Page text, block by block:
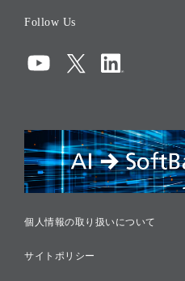
コンプライアンス
リスクマネジメント
税務に対する取り組み
採用情報
Follow Us
個人情報の取り扱いについて
サイトポリシー